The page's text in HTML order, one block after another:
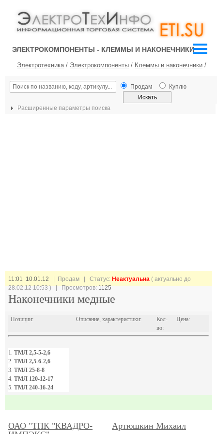
ЭЛЕКТРОКОМПОНЕНТЫ - КЛЕММЫ И НАКОНЕЧНИКИ
Электротехника/ Электрокомпоненты / Клеммы и наконечники /
Продам Куплю
Расширенные параметры поиска
11:01 10.01.12 | Продам | Статус: Неактуальна ( актуально до
28.02.12 10:53 ) | Просмотров:1125
Наконечники медные
Позиции: Описание, характеристики:
Кол-
во:
Цена:
1. ТМЛ 2,5-5-2,6
2. ТМЛ 2,5-6-2,6
3. ТМЛ 25-8-8
4. ТМЛ 120-12-17
5. ТМЛ 240-16-24
ОАО "ТПК "КВАДРО-
Артюшкин Михаил